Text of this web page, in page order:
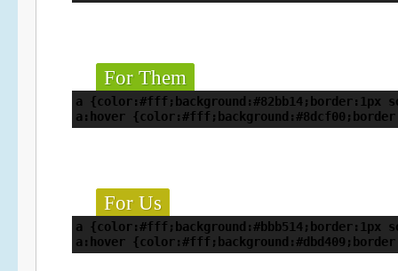
For Them
a {color:#fff;background:#82bb14;border:1px
a:hover
For Us
a {color:#fff;background:#bbb514;border:1px
a:hover